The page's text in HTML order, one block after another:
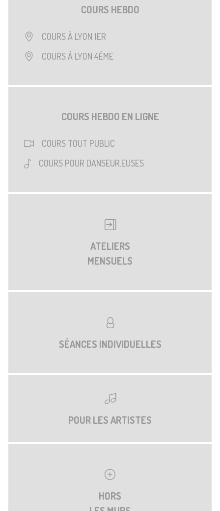
COURS HEBDO
COURS À LYON 1ER
COURS À LYON 4ÈME
COURS HEBDO EN LIGNE
COURS TOUT PUBLIC
COURS POUR DANSEUR.EUSES
ATELIERS
MENSUELS
SÉANCES INDIVIDUELLES
POUR LES ARTISTES
HORS